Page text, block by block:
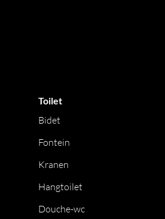
Toilet
Bidet
Fontein
Kranen
Hangtoilet
Douche-wc